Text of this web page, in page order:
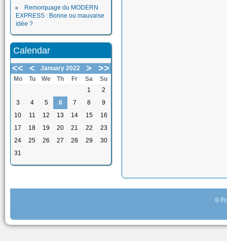
Remorquage du MODERN
EXPRESS : Bonne ou mauvaise
idée ?
Calendar
<<
< January 2022 > >>
Mo Tu We Th Fr Sa
Su
1
2
3
4 5 6 7 8
9
10
11 12 13 14 15
16
17
18 19 20 21 22
23
24
25 26 27 28 29
30
31
©